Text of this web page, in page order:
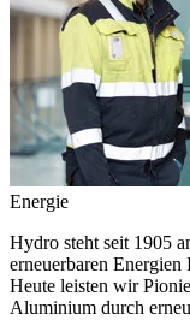
Energie
Hydro steht seit 1905
erneuerbaren Energien
Heute leisten wir
Aluminium durch